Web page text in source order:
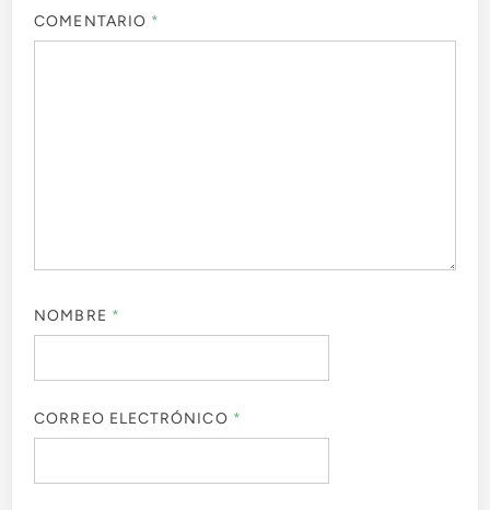
COMENTARIO *
NOMBRE *
CORREO ELECTRÓNICO *